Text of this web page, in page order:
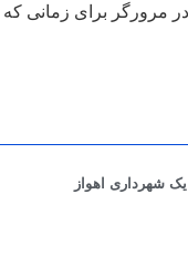
مرورگر برای زمانی
شهرداری اهواز